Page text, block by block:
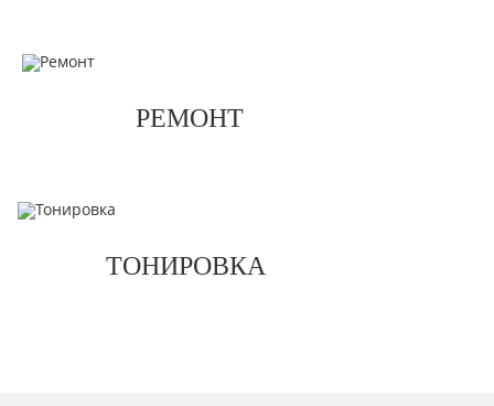
РЕМОНТ
ТОНИРОВКА